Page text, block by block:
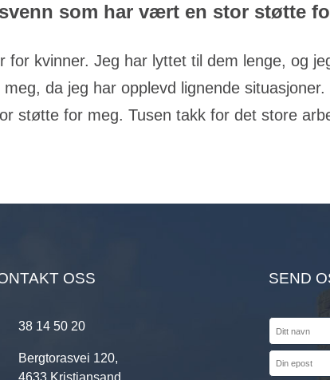
som har vært en stor støtte
kvinner. Jeg har lyttet til dem lenge, og
da jeg har opplevd lignende
støtte for meg. Tusen takk for det store
OSS
38 14 50 20
Bergtorasvei 120,
SEND